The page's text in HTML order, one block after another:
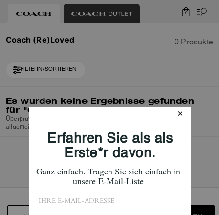
0
Coach (Re)Loved 0 Produkte
FILTERN/SORTIEREN
Es wurden keine Ergebnisse gefunden
für "Coach (Re)Loved"
Überprüfen Sie die Rechtschreibung oder verwenden Sie einen
allgemeineren Suchbegriff und versuchen Sie es erneut.